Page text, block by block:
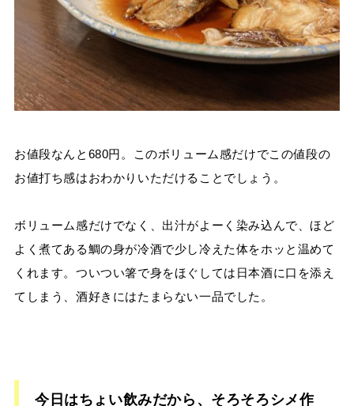
お値段なんと680円。このボリューム感だけでこの値段の
お値打ち感はおわかりいただけることでしょう。
ボリューム感だけでなく、出汁がよーく染み込んで、ほど
よく煮てある鯛の身が冷酒で少し冷えた体をホッと温めて
くれます。ついつい箸で身をほぐしては日本酒に口を添え
てしまう、酒好きにはたまらない一品でした。
今日はちょい飲みだから、そろそろシメ作